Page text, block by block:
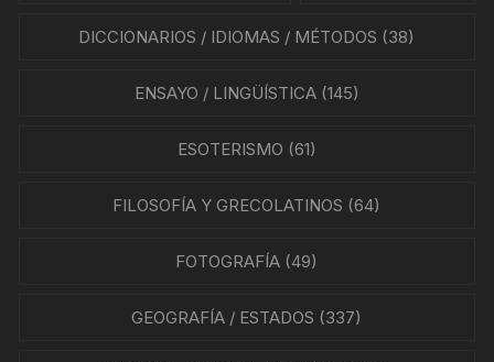
DICCIONARIOS / IDIOMAS / MÉTODOS (38)
ENSAYO / LINGÜÍSTICA(145)
ESOTERISMO (61)
FILOSOFÍA Y GRECOLATINOS (64)
FOTOGRAFÍA (49)
GEOGRAFÍA / ESTADOS (337)